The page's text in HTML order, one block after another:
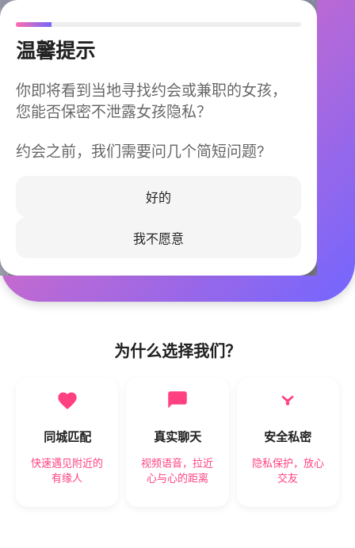
温馨提示
你即将看到当地寻找约会或兼职的女孩，
您能否保密不泄露女孩隐私？
约会之前，我们需要问几个简短问题?
好的
我不愿意
今晚不再孤单
同城快速匹配，马上认识身边的TA
立即下载
为什么选择我们？
同城匹配
快速遇见附近的
有缘人
真实聊天
视频语音，拉近
心与心的距离
安全私密
隐私保护，放心
交友